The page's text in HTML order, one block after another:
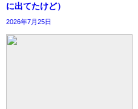
に出てたけど）
2026年7月25日